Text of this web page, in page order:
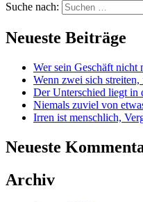
Suche nach:
Neueste Beiträge
Wer sein Geschäft nicht
Wenn zwei sich
Der Unterschied liegt in
Niemals zuviel von
Irren ist menschlich,
Neueste
Archiv